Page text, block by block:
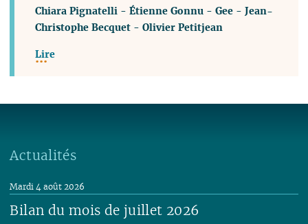
Chiara Pignatelli -Étienne Gonnu -Gee -Jean-
Christophe Becquet -Olivier Petitjean
Lire
Actualités
Bilan du mois de juillet 2026
Mardi 4 août 2026